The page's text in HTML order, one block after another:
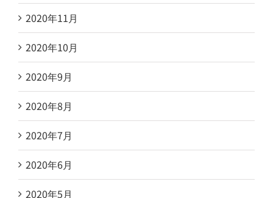
2020年11月
2020年10月
2020年9月
2020年8月
2020年7月
2020年6月
2020年5月